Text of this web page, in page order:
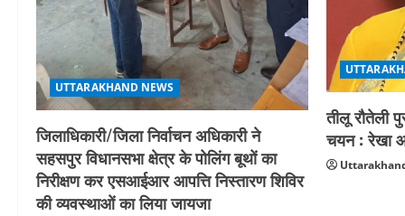
UTTARAKHAND NEWS
जिलाधिकारी/जिला निर्वाचन अधिकारी ने
सहसपुर विधानसभा क्षेत्र के पोलिंग बूथों का
निरीक्षण कर एसआईआर आपत्ति निस्तारण शिविर
की व्यवस्थाओं का लिया जायजा
तीलू रौतेली
चयन : रेखा